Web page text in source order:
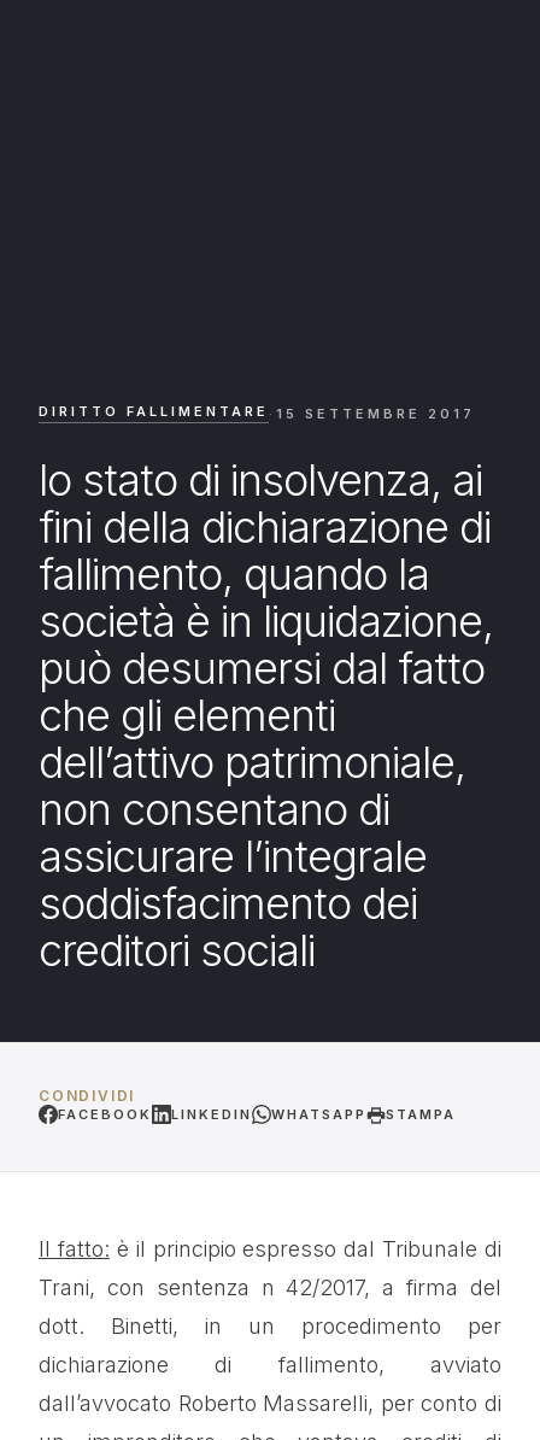
DIRITTO FALLIMENTARE · 15 SETTEMBRE 2017
lo stato di insolvenza, ai
fini della dichiarazione di
fallimento, quando la
società è in liquidazione,
può desumersi dal fatto
che gli elementi
dell’attivo patrimoniale,
non consentano di
assicurare l’integrale
soddisfacimento dei
creditori sociali
CONDIVIDI
FACEBOOK LINKEDIN WHATSAPP STAMPA
Il fatto: è il principio espresso dal Tribunale di
Trani, con sentenza n 42/2017, a firma del
dott. Binetti, in un procedimento per
dichiarazione di fallimento, avviato
dall’avvocato Roberto Massarelli, per conto di